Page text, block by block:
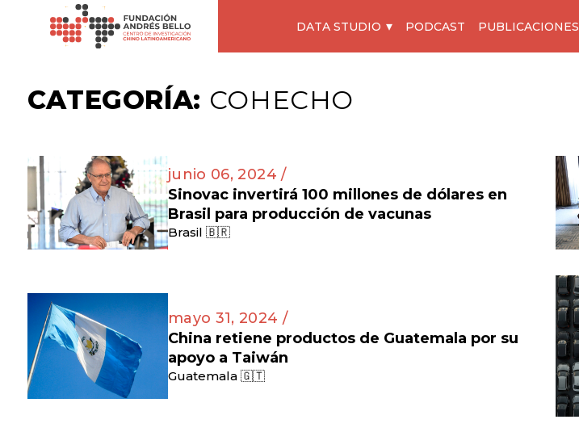
DATA STUDIO PODCAST PUBLICACIONES
CATEGORÍA: COHECHO
junio 06, 2024 /
Sinovac invertirá 100 millones de dólares en
Brasil para producción de vacunas
Brasil 🇧🇷
mayo 31, 2024 /
China retiene productos de Guatemala por su
apoyo a Taiwán
Guatemala 🇬🇹